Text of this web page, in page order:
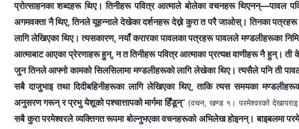
प्रोत्साहनका शब्दहरू थिए। तिनीहरू पवित्र आत्माले बोलेका वचनहरू थिएनन्—पावल
अगमवक्ता नै थिए, तिनले यूहन्नाले देखेका दर्शनहरू देख्ने कुरा त परै जाओस्। तिनका पत्रहरू
लागि लेखिएका थिए। त्यसकारण, नयाँ करारका पावलका पत्रहरू पावलले मण्डलीहरूका
आत्माबाट आएका प्रेरणाहरू हुन्, न त तिनीहरू पवित्र आत्माका प्रत्यक्ष वाणीहरू नै हुन्। ती
जुन तिनले आफ्नो कामको सिलसिलामा मण्डलीहरूको लागि लेखेका थिए। त्यसैले पनि ती
सबै दाजुभाइ तथा दिदीबहिनीहरूका लागि लेखिएका थिए, ताकि त्यस समयका
अनुसरण गरून् र प्रभु येशूको पश्चात्तापको मार्गमा हिँडून्” (वचन, खण्ड १। परमेश्‍वरको
सबै कुरा परमेश्‍वरले व्यक्तिगत रूपमा बोल्नुभएका वचनहरूको अभिलेख होइनन्। बाइबलमा